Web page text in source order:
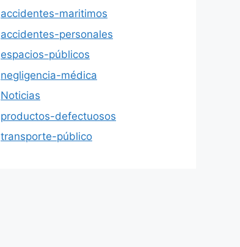
accidentes-maritimos
accidentes-personales
espacios-públicos
negligencia-médica
Noticias
productos-defectuosos
transporte-público